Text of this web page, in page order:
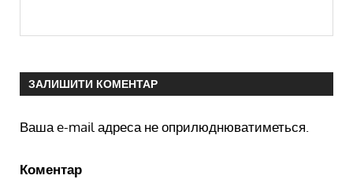
ЗАЛИШИТИ КОМЕНТАР
Ваша e-mail адреса не оприлюднюватиметься.
Коментар